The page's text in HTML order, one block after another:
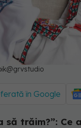
în Google
să trăim?”: